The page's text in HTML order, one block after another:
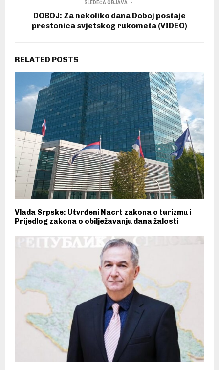
SLEDEĆA OBJAVA
DOBOJ: Za nekoliko dana Doboj postaje
prestonica svjetskog rukometa (VIDEO)
RELATED POSTS
Vlada Srpske: Utvrđeni Nacrt zakona o turizmu i
Prijedlog zakona o obilježavanju dana žalosti